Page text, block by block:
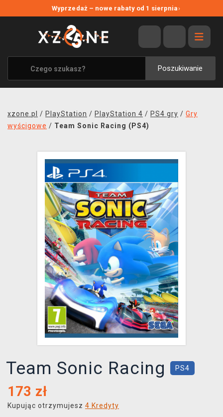
Wyprzedaż – nowe rabaty od 1 sierpnia›
Poszukiwanie
WYPRZEDAŻ
WSZYSTKIE MARKI
XZONE ORIGINALS
UBRANIA I AKCESORIA
SOUNDTRACKI
KONTAKT
TRANSPORT
XZONE KLUB
xzone.pl / PlayStation / PlayStation 4 / PS4 gry / Gry
wyścigowe / Team Sonic Racing (PS4)
Team Sonic Racing PS4
173 zł
Kupując otrzymujesz 4 Kredyty